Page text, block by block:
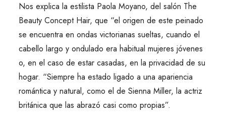
Nos explica la estilista Paola Moyano, del salón The
Beauty Concept Hair, que “el origen de este peinado
se encuentra en ondas victorianas sueltas, cuando el
cabello largo y ondulado era habitual mujeres jóvenes
o, en el caso de estar casadas, en la privacidad de su
hogar. “Siempre ha estado ligado a una apariencia
romántica y natural, como el de Sienna Miller, la actriz
británica que las abrazó casi como propias”.